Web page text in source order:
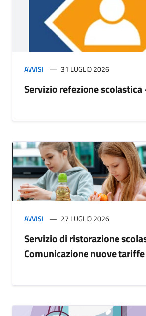
AVVISI 31 LUGLIO 2026
Servizio refezione scolastica
AVVISI 27 LUGLIO 2026
Servizio di ristorazione
Comunicazione nuove tariffe